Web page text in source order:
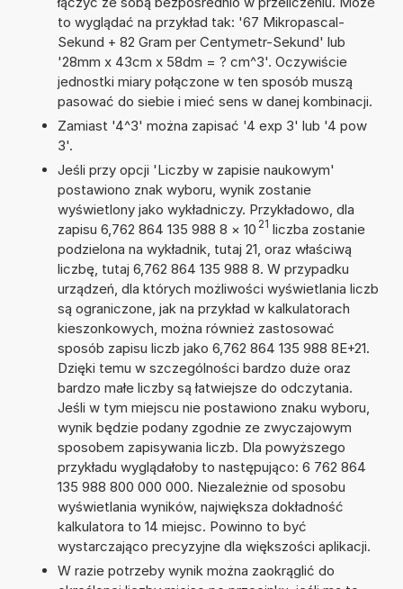
to wyglądać na przykład tak: '67 Mikropascal-
Sekund + 82 Gram per Centymetr-Sekund' lub
'28mm x 43cm x 58dm = ? cm^3'. Oczywiście
jednostki miary połączone w ten sposób muszą
pasować do siebie i mieć sens w danej kombinacji.
Zamiast '4^3' można zapisać '4 exp 3' lub '4 pow
3'.
Jeśli przy opcji 'Liczby w zapisie naukowym'
postawiono znak wyboru, wynik zostanie
wyświetlony jako wykładniczy. Przykładowo, dla
zapisu 6,762 864 135 988 8 × 10 21 liczba zostanie
podzielona na wykładnik, tutaj 21, oraz właściwą
liczbę, tutaj 6,762 864 135 988 8. W przypadku
urządzeń, dla których możliwości wyświetlania liczb
są ograniczone, jak na przykład w kalkulatorach
kieszonkowych, można również zastosować
sposób zapisu liczb jako 6,762 864 135 988 8E+21.
Dzięki temu w szczególności bardzo duże oraz
bardzo małe liczby są łatwiejsze do odczytania.
Jeśli w tym miejscu nie postawiono znaku wyboru,
wynik będzie podany zgodnie ze zwyczajowym
sposobem zapisywania liczb. Dla powyższego
przykładu wyglądałoby to następująco: 6 762 864
135 988 800 000 000. Niezależnie od sposobu
wyświetlania wyników, największa dokładność
kalkulatora to 14 miejsc. Powinno to być
wystarczająco precyzyjne dla większości aplikacji.
W razie potrzeby wynik można zaokrąglić do